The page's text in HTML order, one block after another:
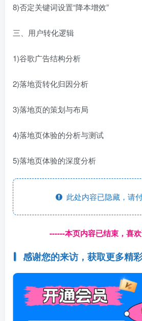
8)否定关键词设置“降本增效”
三、用户转化逻辑
1)谷歌广告结构分析
2)落地贡转化归因分析
3)落地页的策划与布局
4)落地页体验的分析与测试
5)落地页体验的深度分析
此处内容已隐藏，请
------本页内容已结束，喜
感谢您的来访，获取更多精